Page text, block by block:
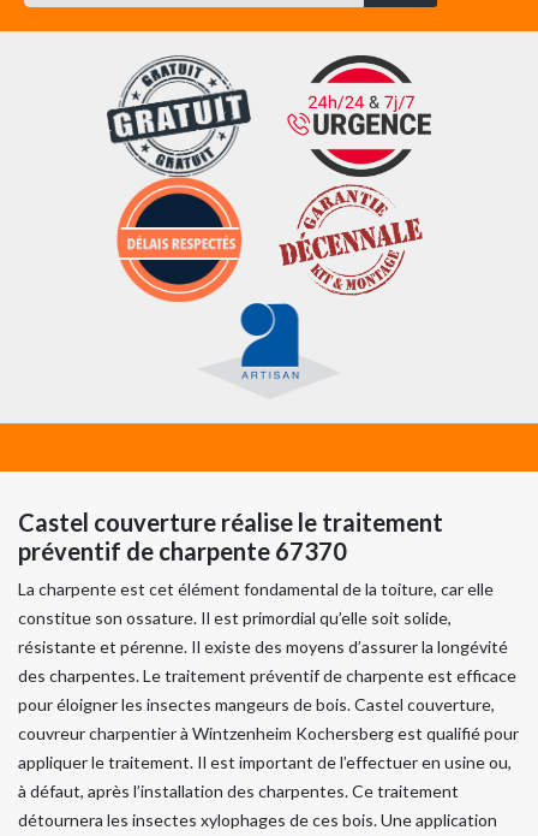
Castel couverture réalise le traitement
préventif de charpente 67370
La charpente est cet élément fondamental de la toiture, car elle
constitue son ossature. Il est primordial qu’elle soit solide,
résistante et pérenne. Il existe des moyens d’assurer la longévité
des charpentes. Le traitement préventif de charpente est efficace
pour éloigner les insectes mangeurs de bois. Castel couverture,
couvreur charpentier à Wintzenheim Kochersberg est qualifié pour
appliquer le traitement. Il est important de l’effectuer en usine ou,
à défaut, après l’installation des charpentes. Ce traitement
détournera les insectes xylophages de ces bois. Une application